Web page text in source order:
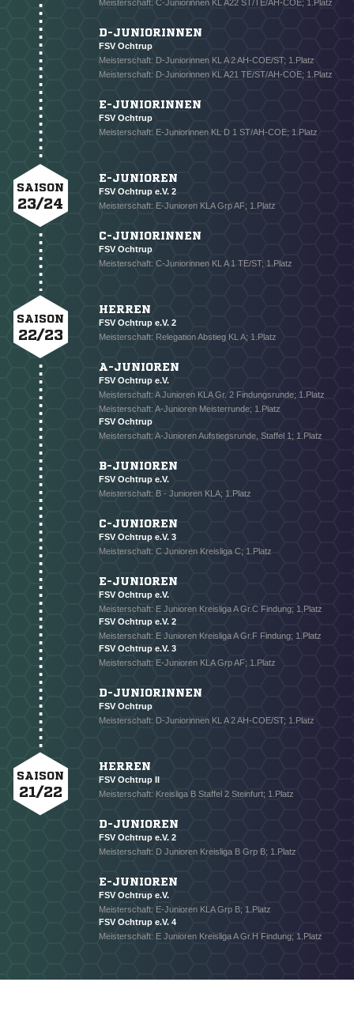
Meisterschaft: C-Juniorinnen KL A22 ST/TE/AH-COE; 1.Platz
D-JUNIORINNEN
FSV Ochtrup
Meisterschaft: D-Juniorinnen KL A 2 AH-COE/ST; 1.Platz
Meisterschaft: D-Juniorinnen KL A21 TE/ST/AH-COE; 1.Platz
E-JUNIORINNEN
FSV Ochtrup
Meisterschaft: E-Juniorinnen KL D 1 ST/AH-COE; 1.Platz
SAISON
23/24
E-JUNIOREN
FSV Ochtrup e.V. 2
Meisterschaft: E-Junioren KLA Grp AF; 1.Platz
C-JUNIORINNEN
FSV Ochtrup
Meisterschaft: C-Juniorinnen KL A 1 TE/ST; 1.Platz
SAISON
22/23
HERREN
FSV Ochtrup e.V. 2
Meisterschaft: Relegation Abstieg KL A; 1.Platz
A-JUNIOREN
FSV Ochtrup e.V.
Meisterschaft: A Junioren KLA Gr. 2 Findungsrunde; 1.Platz
Meisterschaft: A-Junioren Meisterrunde; 1.Platz
FSV Ochtrup
Meisterschaft: A-Junioren Aufstiegsrunde, Staffel 1; 1.Platz
B-JUNIOREN
FSV Ochtrup e.V.
Meisterschaft: B - Junioren KLA; 1.Platz
C-JUNIOREN
FSV Ochtrup e.V. 3
Meisterschaft: C Junioren Kreisliga C; 1.Platz
E-JUNIOREN
FSV Ochtrup e.V.
Meisterschaft: E Junioren Kreisliga A Gr.C Findung; 1.Platz
FSV Ochtrup e.V. 2
Meisterschaft: E Junioren Kreisliga A Gr.F Findung; 1.Platz
FSV Ochtrup e.V. 3
Meisterschaft: E-Junioren KLA Grp AF; 1.Platz
D-JUNIORINNEN
FSV Ochtrup
Meisterschaft: D-Juniorinnen KL A 2 AH-COE/ST; 1.Platz
SAISON
21/22
HERREN
FSV Ochtrup II
Meisterschaft: Kreisliga B Staffel 2 Steinfurt; 1.Platz
D-JUNIOREN
FSV Ochtrup e.V. 2
Meisterschaft: D Junioren Kreisliga B Grp B; 1.Platz
E-JUNIOREN
FSV Ochtrup e.V.
Meisterschaft: E-Junioren KLA Grp B; 1.Platz
FSV Ochtrup e.V. 4
Meisterschaft: E Junioren Kreisliga A Gr.H Findung; 1.Platz